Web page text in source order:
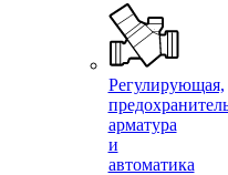
Регулирующая,
арматура
и
автоматика